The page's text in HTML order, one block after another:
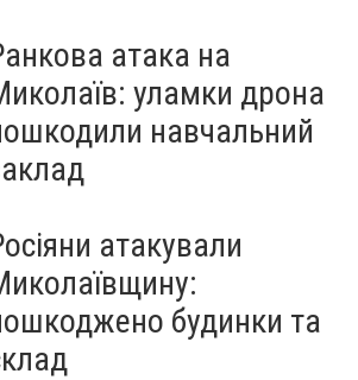
атака на
уламки дрона
навчальний
атакували
будинки та